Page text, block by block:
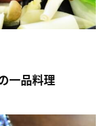
一品料理